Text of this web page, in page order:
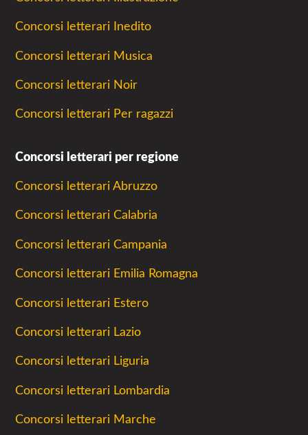
Concorsi letterari Inedito
Concorsi letterari Musica
Concorsi letterari Noir
Concorsi letterari Per ragazzi
Concorsi letterari per regione
Concorsi letterari Abruzzo
Concorsi letterari Calabria
Concorsi letterari Campania
Concorsi letterari Emilia Romagna
Concorsi letterari Estero
Concorsi letterari Lazio
Concorsi letterari Liguria
Concorsi letterari Lombardia
Concorsi letterari Marche